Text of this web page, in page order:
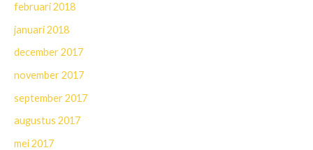
februari 2018
januari 2018
december 2017
november 2017
september 2017
augustus 2017
mei 2017